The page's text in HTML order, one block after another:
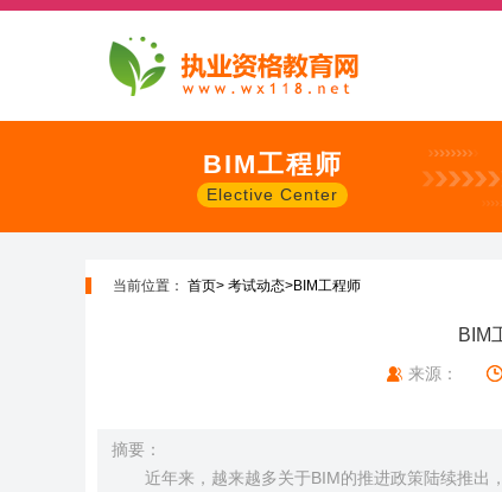
BIM工程师
Elective Center
当前位置： 首页> 考试动态>BIM工程师
BIM
来源：
摘要：
近年来，越来越多关于BIM的推进政策陆续推出